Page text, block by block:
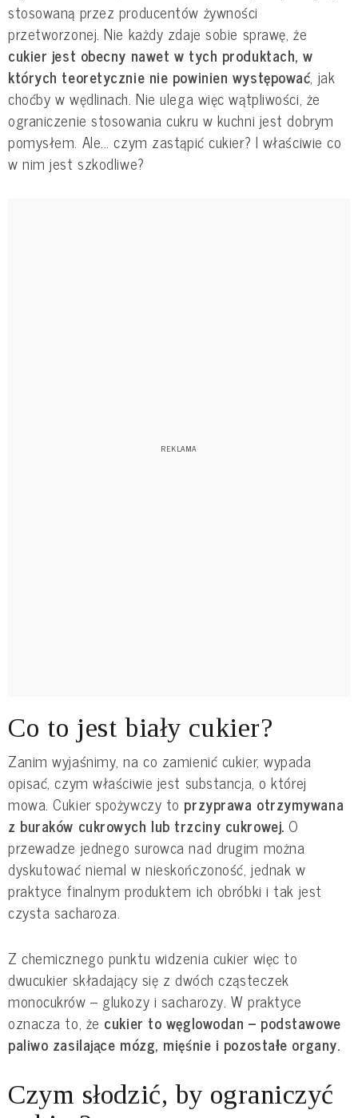
stosowaną przez producentów żywności
przetworzonej. Nie każdy zdaje sobie sprawę, że
cukier jest obecny nawet w tych produktach, w
których teoretycznie nie powinien występować, jak
choćby w wędlinach. Nie ulega więc wątpliwości, że
ograniczenie stosowania cukru w kuchni jest dobrym
pomysłem. Ale... czym zastąpić cukier? I właściwie co
w nim jest szkodliwe?
Co to jest biały cukier?
Zanim wyjaśnimy, na co zamienić cukier, wypada
opisać, czym właściwie jest substancja, o której
mowa. Cukier spożywczy to przyprawa otrzymywana
z buraków cukrowych lub trzciny cukrowej.O
przewadze jednego surowca nad drugim można
dyskutować niemal w nieskończoność, jednak w
praktyce finalnym produktem ich obróbki i tak jest
czysta sacharoza.
Z chemicznego punktu widzenia cukier więc to
dwucukier składający się z dwóch cząsteczek
monocukrów – glukozy i sacharozy. W praktyce
oznacza to, że cukier to węglowodan – podstawowe
paliwo zasilające mózg, mięśnie i pozostałe organy.
Czym słodzić, by ograniczyć